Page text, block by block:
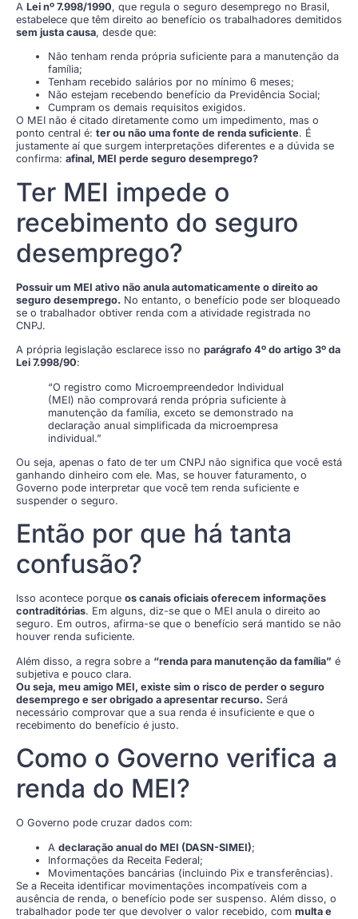
A Lei nº 7.998/1990, que regula o seguro desemprego no Brasil,
estabelece que têm direito ao benefício os trabalhadores demitidos
sem justa causa, desde que:
Não tenham renda própria suficiente para a manutenção da
família;
Tenham recebido salários por no mínimo 6 meses;
Não estejam recebendo benefício da Previdência Social;
Cumpram os demais requisitos exigidos.
O MEI não é citado diretamente como um impedimento, mas o
ponto central é: ter ou não uma fonte de renda suficiente. É
justamente aí que surgem interpretações diferentes e a dúvida se
confirma: afinal, MEI perde seguro desemprego?
Ter MEI impede o
recebimento do seguro
desemprego?
Possuir um MEI ativo não anula automaticamente o direito ao
seguro desemprego. No entanto, o benefício pode ser bloqueado
se o trabalhador obtiver renda com a atividade registrada no
CNPJ.
A própria legislação esclarece isso no parágrafo 4º do artigo 3º da
Lei 7.998/90:
“O registro como Microempreendedor Individual
(MEI) não comprovará renda própria suficiente à
manutenção da família, exceto se demonstrado na
declaração anual simplificada da microempresa
individual.”
Ou seja, apenas o fato de ter um CNPJ não significa que você está
ganhando dinheiro com ele. Mas, se houver faturamento, o
Governo pode interpretar que você tem renda suficiente e
suspender o seguro.
Então por que há tanta
confusão?
Isso acontece porque os canais oficiais oferecem informações
contraditórias. Em alguns, diz-se que o MEI anula o direito ao
seguro. Em outros, afirma-se que o benefício será mantido se não
houver renda suficiente.
Além disso, a regra sobre a “renda para manutenção da família” é
subjetiva e pouco clara.
Ou seja, meu amigo MEI, existe sim o risco de perder o seguro
desemprego e ser obrigado a apresentar recurso. Será
necessário comprovar que a sua renda é insuficiente e que o
recebimento do benefício é justo.
Como o Governo verifica a
renda do MEI?
O Governo pode cruzar dados com:
A declaração anual do MEI (DASN-SIMEI);
Informações da Receita Federal;
Movimentações bancárias (incluindo Pix e transferências).
Se a Receita identificar movimentações incompatíveis com a
ausência de renda, o benefício pode ser suspenso. Além disso, o
trabalhador pode ter que devolver o valor recebido, com multa e